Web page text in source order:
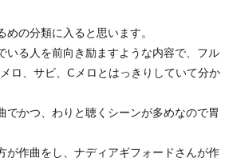
の分類に入ると思います。
いる人を前向き励ますような内容で、フル
ロ、サビ、Cメロとはっきりしていて分か
でかつ、わりと聴くシーンが多めなので胃
が作曲をし、ナディアギフォードさんが作